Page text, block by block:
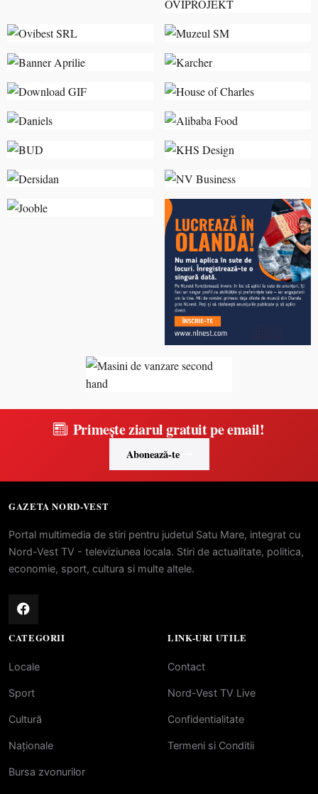
Primește ziarul gratuit pe email!
Abonează-te
GAZETA NORD-VEST
Portal multimedia de stiri pentru judetul Satu Mare, integrat cu
Nord-Vest TV - televiziunea locala. Stiri de actualitate, politica,
economie, sport, cultura si multe altele.
CATEGORII
Locale
Sport
Cultură
Naționale
Bursa zvonurilor
LINK-URI UTILE
Contact
Nord-Vest TV Live
Confidentialitate
Termeni si Conditii